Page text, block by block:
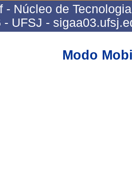
- Núcleo de
- UFSJ -
Modo